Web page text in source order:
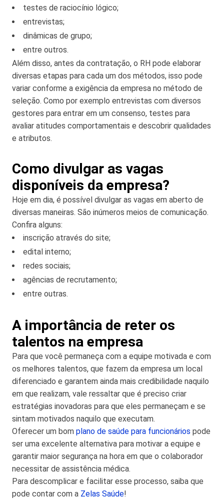
testes de raciocínio lógico;
entrevistas;
dinâmicas de grupo;
entre outros.
Além disso, antes da contratação, o RH pode elaborar
diversas etapas para cada um dos métodos, isso pode
variar conforme a exigência da empresa no método de
seleção. Como por exemplo entrevistas com diversos
gestores para entrar em um consenso, testes para
avaliar atitudes comportamentais e descobrir qualidades
e atributos.
Como divulgar as vagas
disponíveis da empresa?
Hoje em dia, é possível divulgar as vagas em aberto de
diversas maneiras. São inúmeros meios de comunicação.
Confira alguns:
inscrição através do site;
edital interno;
redes sociais;
agências de recrutamento;
entre outras.
A importância de reter os
talentos na empresa
Para que você permaneça com a equipe motivada e com
os melhores talentos, que fazem da empresa um local
diferenciado e garantem ainda mais credibilidade naquilo
em que realizam, vale ressaltar que é preciso criar
estratégias inovadoras para que eles permaneçam e se
sintam motivados naquilo que executam.
Oferecer um bom plano de saúde para funcionários pode
ser uma excelente alternativa para motivar a equipe e
garantir maior segurança na hora em que o colaborador
necessitar de assistência médica.
Para descomplicar e facilitar esse processo, saiba que
pode contar com a Zelas Saúde!